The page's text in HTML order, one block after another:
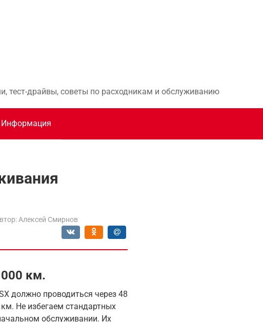
тест-драйвы, советы по расходникам и обслуживанию
Информация
Алексей Смирнов
км.
должно проводиться через 48
Не избегаем стандартных
обслуживании. Их